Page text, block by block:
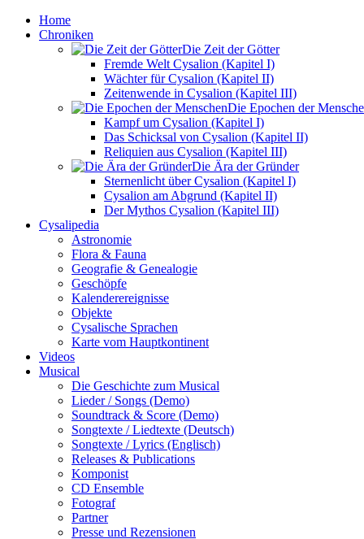
Home
Chroniken
Die Zeit der Götter
Fremde Welt Cysalion (Kapitel I)
Wächter für Cysalion (Kapitel II)
Zeitenwende in Cysalion (Kapitel III)
Die Epochen der
Kampf um Cysalion (Kapitel I)
Das Schicksal von Cysalion (Kapitel II)
Reliquien aus Cysalion (Kapitel III)
Die Ära der Gründer
Sternenlicht über Cysalion (Kapitel I)
Cysalion am Abgrund (Kapitel II)
Der Mythos Cysalion (Kapitel III)
Cysalipedia
Astronomie
Flora & Fauna
Geografie & Genealogie
Geschöpfe
Kalenderereignisse
Objekte
Cysalische Sprachen
Karte vom Hauptkontinent
Videos
Musical
Die Geschichte zum Musical
Lieder / Songs (Demo)
Soundtrack & Score (Demo)
Songtexte / Liedtexte (Deutsch)
Songtexte / Lyrics (Englisch)
Releases & Publications
Komponist
CD Ensemble
Fotograf
Partner
Presse und Rezensionen